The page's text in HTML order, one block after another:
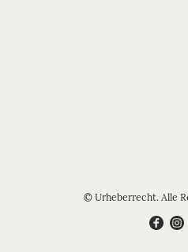
© Urheberrecht. Alle